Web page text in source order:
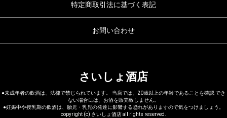
特定商取引法に基づく表記
お問い合わせ
さいしょ酒店
●未成年者の飲酒は、法律で禁じられています。 当店では、20歳以上の年齢であることを確認 でき
ない場合には、お酒を販売致しません。
●妊娠中や授乳期の飲酒は、胎児・乳児の発達に影響する恐れがありますので気をつけましょう。
copyright (c) さいしょ酒店 all rights reserved.